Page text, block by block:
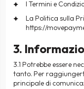
I Termini e
La Politica sulla
https://
3.
3.1 Potrebbe essere
tanto. Per
principale di